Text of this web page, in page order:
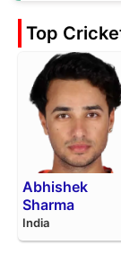
Top
Abhishek
Sharma
India